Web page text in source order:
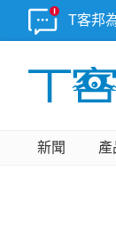
T客邦
新聞 產